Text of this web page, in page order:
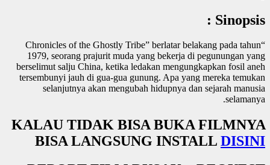
Sinopsis :
“Chronicles of the Ghostly Tribe” berlatar belakang pada tahun
1979, seorang prajurit muda yang bekerja di pegunungan yang
berselimut salju China, ketika ledakan mengungkapkan fosil aneh
tersembunyi jauh di gua-gua gunung. Apa yang mereka temukan
selanjutnya akan mengubah hidupnya dan sejarah manusia
selamanya.
KALAU TIDAK BISA BUKA FILMNYA
BISA LANGSUNG INSTALL DISINI